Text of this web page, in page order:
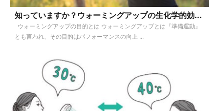
知っていますか？ウォーミングアップの生化学的効...
ウォーミングアップの目的とは ウォーミングアップとは『準備運動』
とも言われ、その目的はパフォーマンスの向上 ...